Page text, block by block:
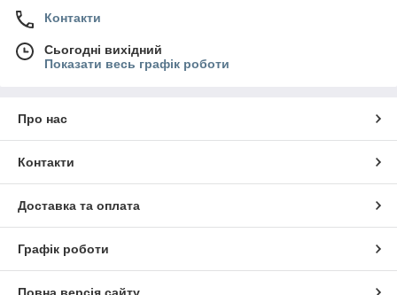
Контакти
Сьогодні вихідний
Показати весь графік роботи
Про нас
Контакти
Доставка та оплата
Графік роботи